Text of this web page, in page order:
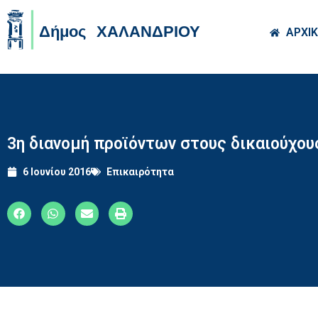
3η διανομή προϊόντων στους
6 Ιουνίου 2016 Επικαιρότητα